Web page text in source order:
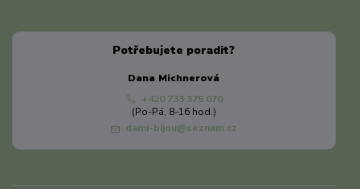
Potřebujete poradit?
Dana Michnerová
+420 733 375 070
(Po-Pá, 8-16 hod.)
dami-bijou@seznam.cz